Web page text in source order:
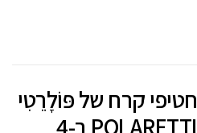
חטיפי קרח של פּוֹלָרֵטִי
POLARETTI ב-4